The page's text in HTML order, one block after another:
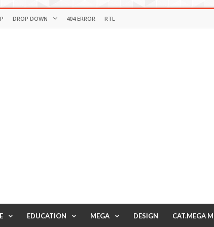
DROP DOWN 404 ERROR RTL
EDUCATION MEGA DESIGN CAT.MEGA